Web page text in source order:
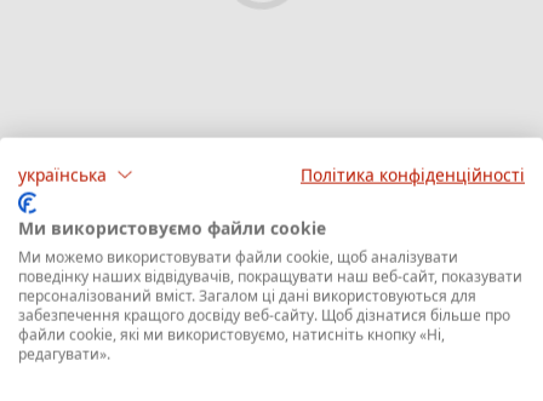
українська Політика конфіденційності
Ми використовуємо файли cookie
Ми можемо використовувати файли cookie, щоб аналізувати
поведінку наших відвідувачів, покращувати наш веб-сайт, показувати
персоналізований вміст. Загалом ці дані використовуються для
забезпечення кращого досвіду веб-сайту. Щоб дізнатися більше про
файли cookie, які ми використовуємо, натисніть кнопку «Ні,
редагувати».